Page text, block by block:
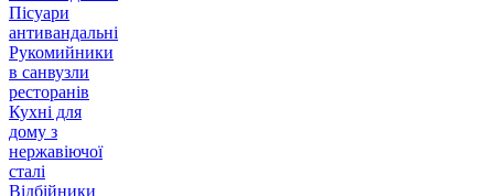
Пісуари
антивандальні
Рукомийники
в санвузли
ресторанів
Кухні для
дому з
нержавіючої
сталі
Відбійники